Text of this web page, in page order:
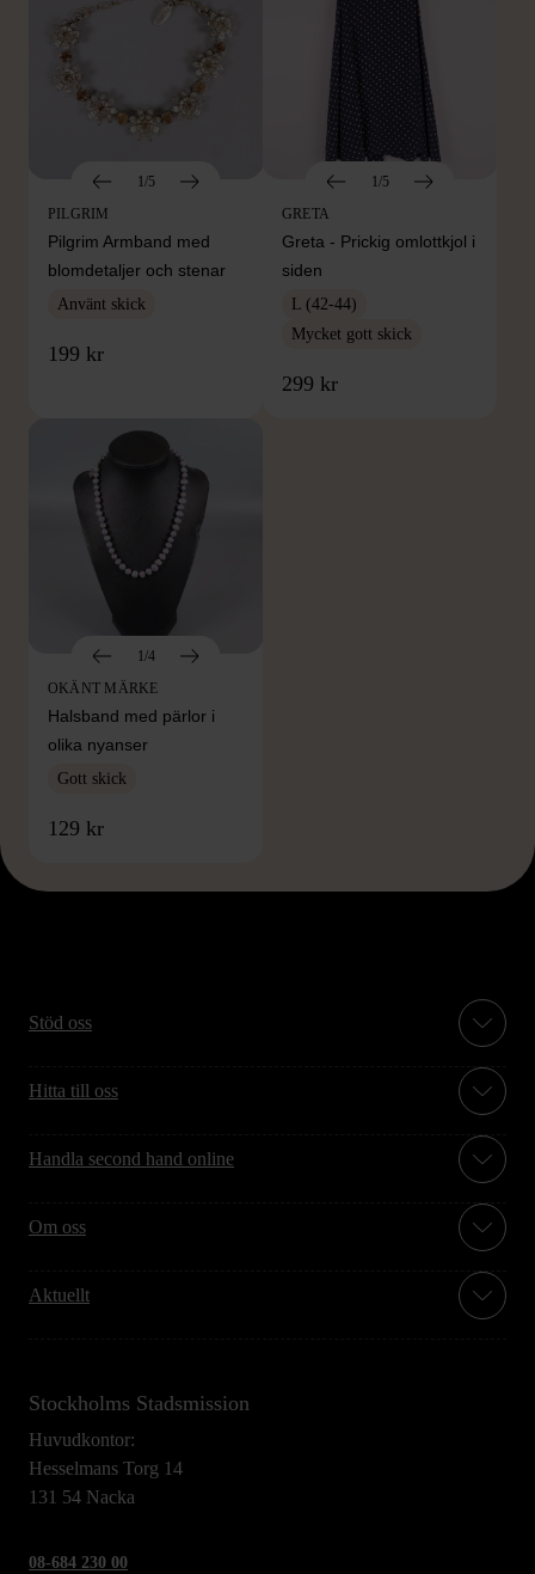
1/5
PILGRIM
Pilgrim Armband med
blomdetaljer och stenar
Använt skick
199 kr
1/5
GRETA
Greta - Prickig omlottkjol i
siden
L (42-44)
Mycket gott skick
299 kr
1/4
OKÄNT MÄRKE
Halsband med pärlor i
olika nyanser
Gott skick
129 kr
Stöd oss
Hitta till oss
Handla second hand online
Om oss
Aktuellt
Stockholms Stadsmission
Huvudkontor:
Hesselmans Torg 14
131 54 Nacka
08-684 230 00